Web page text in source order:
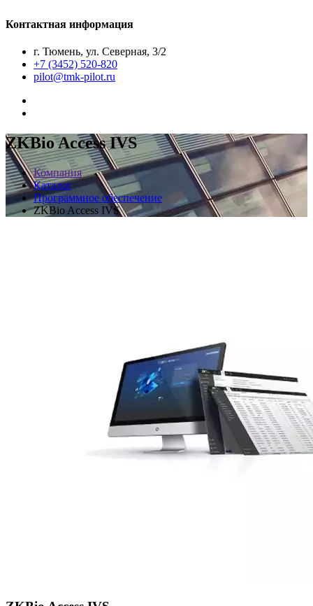
Контактная информация
г. Тюмень, ул. Северная, 3/2
+7 (3452) 520-820
pilot@tmk-pilot.ru
ZKBio Access IVS
Компания
Каталог
Программное обеспечение
ZKBio Access IVS